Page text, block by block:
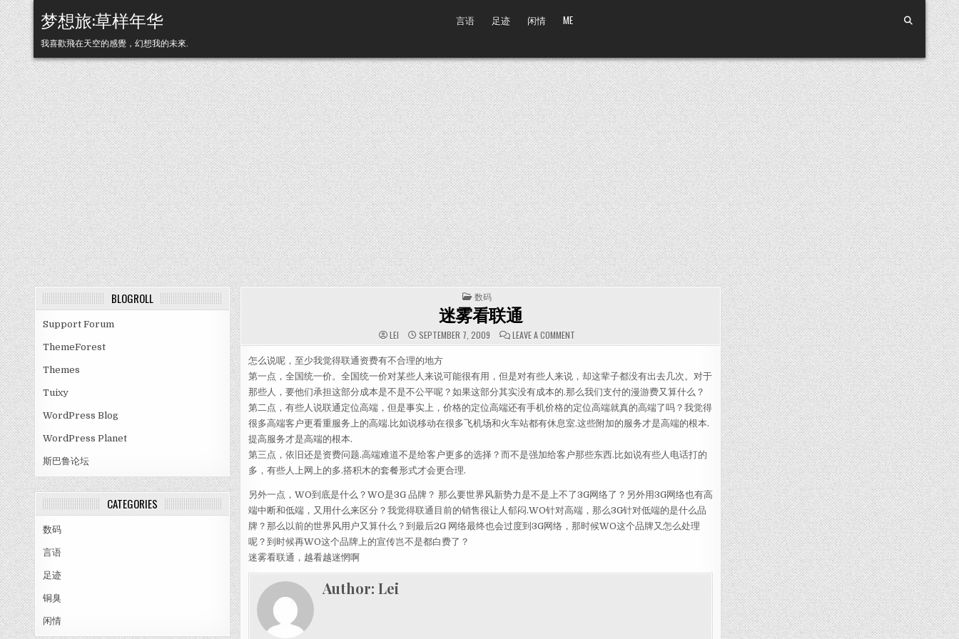
Skip to content
梦想旅:草样年华
我喜歡飛在天空的感覺，幻想我的未來.
言语 足迹 闲情 ME
BLOGROLL
Support Forum
ThemeForest
Themes
Tuixy
WordPress Blog
WordPress Planet
斯巴鲁论坛
CATEGORIES
数码
言语
足迹
铜臭
闲情
POSTED IN
数码
迷雾看联通
LEI SEPTEMBER 7, 2009 LEAVE A COMMENTON 迷雾看联通
怎么说呢，至少我觉得联通资费有不合理的地方
第一点，全国统一价。全国统一价对某些人来说可能很有用，但是对有些人来说，却这辈子都没有出去几次。对于
那些人，要他们承担这部分成本是不是不公平呢？如果这部分其实没有成本的.那么我们支付的漫游费又算什么？
第二点，有些人说联通定位高端，但是事实上，价格的定位高端还有手机价格的定位高端就真的高端了吗？我觉得
很多高端客户更看重服务上的高端.比如说移动在很多飞机场和火车站都有休息室.这些附加的服务才是高端的根本.
提高服务才是高端的根本.
第三点，依旧还是资费问题.高端难道不是给客户更多的选择？而不是强加给客户那些东西.比如说有些人电话打的
多，有些人上网上的多.搭积木的套餐形式才会更合理.
另外一点，WO到底是什么？WO是3G 品牌？ 那么要世界风新势力是不是上不了3G网络了？另外用3G网络也有高
端中断和低端，又用什么来区分？我觉得联通目前的销售很让人郁闷.WO针对高端，那么3G针对低端的是什么品
牌？那么以前的世界风用户又算什么？到最后2G 网络最终也会过度到3G网络，那时候WO这个品牌又怎么处理
呢？到时候再WO这个品牌上的宣传岂不是都白费了？
迷雾看联通，越看越迷惘啊
Author: Lei